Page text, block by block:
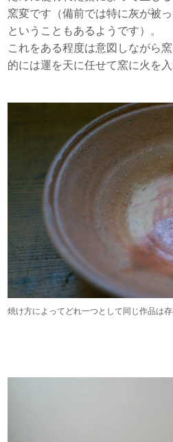
窯変です（備前では特に灰が被
ということもあるようです）。
これをある程度は意図しながら
的には運を天に任せて窯に火を入
焼け方によってどれ一つとして同じ作品は